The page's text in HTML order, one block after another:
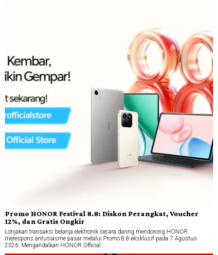
Promo HONOR Festival 8.8: Diskon Perangkat, Voucher
12%, dan Gratis Ongkir
Lonjakan transaksi belanja elektronik secara daring mendorong HONOR
merespons antusiasme pasar melalui Promo 8.8 eksklusif pada 7 Agustus
2026. Mengandalkan HONOR Official